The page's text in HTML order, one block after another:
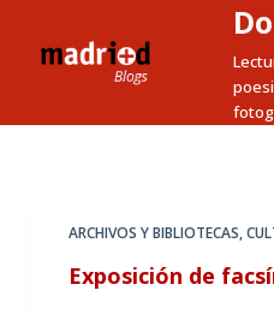
t
ARCHIVOS Y BIBLIOTECAS,
Exposición de